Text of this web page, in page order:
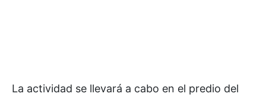
La actividad se llevará a cabo en el predio del